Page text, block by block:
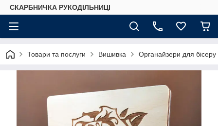
СКАРБНИЧКА РУКОДІЛЬНИЦІ
Товари та послуги Вишивка Органайзери для бісеру